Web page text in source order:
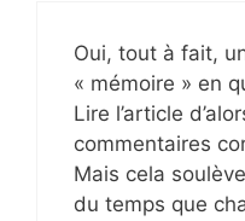
Oui, tout à fait,
« mémoire » en
Lire l’article
commentaires
Mais cela
du temps que